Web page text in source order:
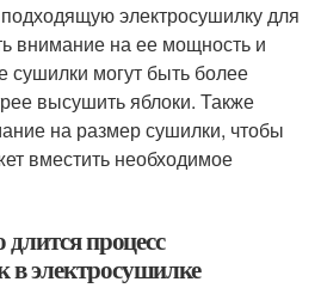
электросушилку для
внимание на ее мощность и
могут быть более
высушить яблоки. Также
на размер сушилки, чтобы
вместить необходимое
процесс
электросушилке